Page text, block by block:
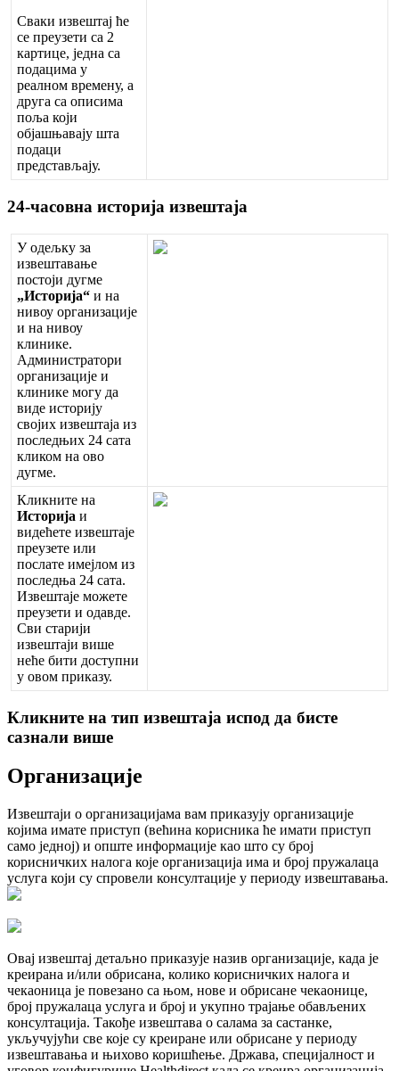
Сваки извештај ће
се преузети са 2
картице, једна са
подацима у
реалном времену, а
друга са описима
поља који
објашњавају шта
подаци
представљају.
24-часовна историја извештаја
У одељку за
извештавање
постоји дугме
„Историја“ и на
нивоу организације
и на нивоу
клинике.
Администратори
организације и
клинике могу да
виде историју
својих извештаја из
последњих 24 сата
кликом на ово
дугме.
Кликните на
Историја и
видећете извештаје
преузете или
послате имејлом из
последња 24 сата.
Извештаје можете
преузети и одавде.
Сви старији
извештаји више
неће бити доступни
у овом приказу.
Кликните на тип извештаја испод да бисте
сазнали више
Организације
Извештаји о организацијама вам приказују организације
којима имате приступ (већина корисника ће имати приступ
само једној) и опште информације као што су број
корисничких налога које организација има и број пружалаца
услуга који су спровели консултације у периоду извештавања.
Овај извештај детаљно приказује назив организације, када је
креирана и/или обрисана, колико корисничких налога и
чекаоница је повезано са њом, нове и обрисане чекаонице,
број пружалаца услуга и број и укупно трајање обављених
консултација. Такође извештава о салама за састанке,
укључујући све које су креиране или обрисане у периоду
извештавања и њихово коришћење. Држава, специјалност и